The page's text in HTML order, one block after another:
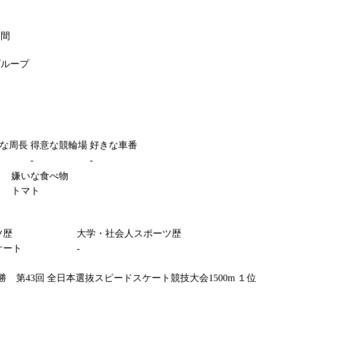
ープ
周長 得意な競輪場 好きな車番
-
-
嫌いな食べ物
トマト
歴
大学・社会人スポーツ歴
ト
-
第43回 全日本選抜スピードスケート競技大会1500m １位